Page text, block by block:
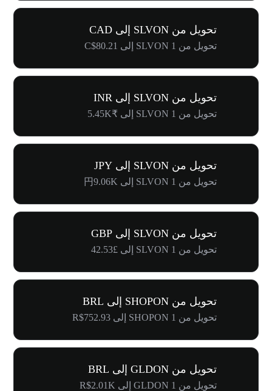
تحويل من SLVON إلى CAD
تحويل من 1 SLVON إلى C$80.21
تحويل من SLVON إلى INR
تحويل من 1 SLVON إلى ₹5.45K
تحويل من SLVON إلى JPY
تحويل من 1 SLVON إلى 円9.06K
تحويل من SLVON إلى GBP
تحويل من 1 SLVON إلى £42.53
تحويل من SHOPON إلى BRL
تحويل من 1 SHOPON إلى R$752.93
تحويل من GLDON إلى BRL
تحويل من 1 GLDON إلى R$2.01K